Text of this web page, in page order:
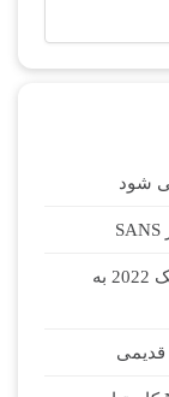
ارائه دوره اشتراک گذاری اینترنت در میکروتیک 2022 به